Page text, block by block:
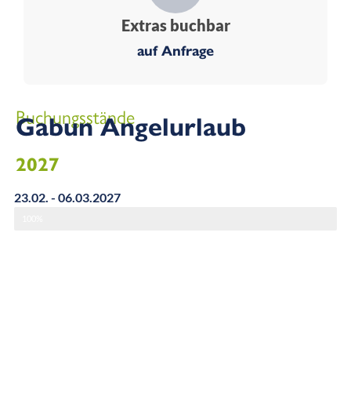
Extras buchbar
auf Anfrage
Buchungsstände
Gabun Angelurlaub
2027
23.02. - 06.03.2027